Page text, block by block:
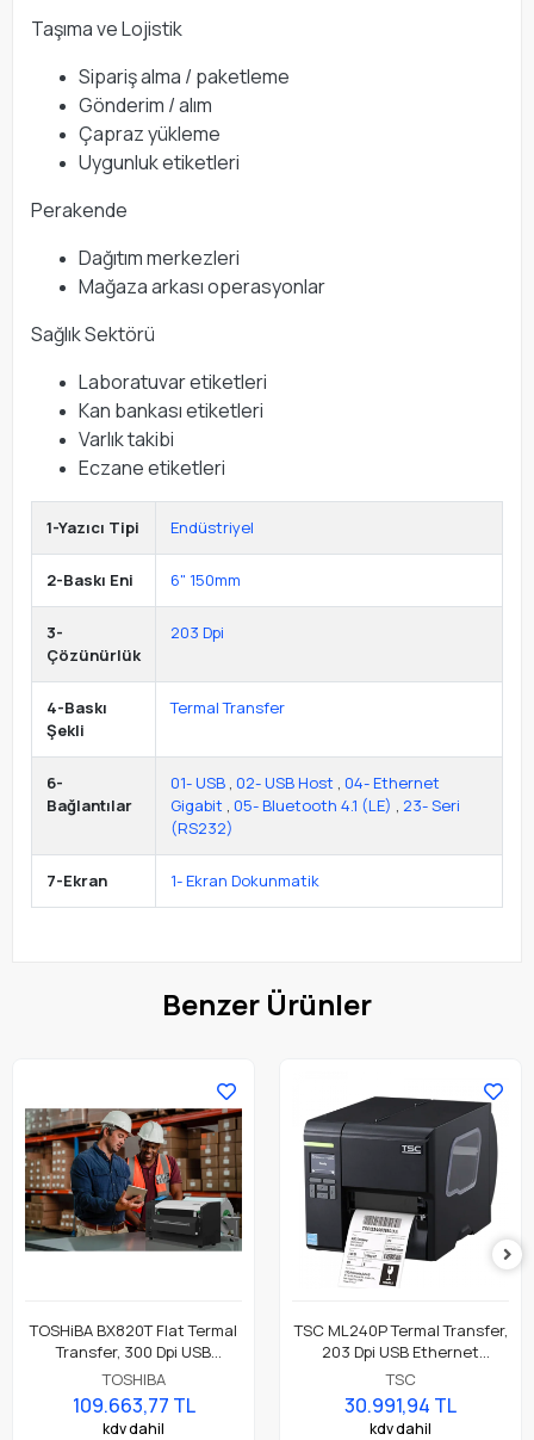
Taşıma ve Lojistik
Sipariş alma / paketleme
Gönderim / alım
Çapraz yükleme
Uygunluk etiketleri
Perakende
Dağıtım merkezleri
Mağaza arkası operasyonlar
Sağlık Sektörü
Laboratuvar etiketleri
Kan bankası etiketleri
Varlık takibi
Eczane etiketleri
1-Yazıcı Tipi Endüstriyel
2-Baskı Eni 6" 150mm
3-
Çözünürlük
203 Dpi
4-Baskı
Şekli
Termal Transfer
6-
Bağlantılar
01- USB , 02- USB Host , 04- Ethernet
Gigabit , 05- Bluetooth 4.1 (LE) , 23- Seri
(RS232)
7-Ekran 1- Ekran Dokunmatik
Benzer Ürünler
TOSHiBA BX820T Flat Termal
Transfer, 300 Dpi USB
Ethernet, 8" A4 Premium
Endüstriyel Barkod Etiket
Yazıcı
TOSHIBA
109.663,77 TL
kdv dahil
TSC ML240P Termal Transfer,
203 Dpi USB Ethernet
Endüstriyel Barkod Etiket
Rulo Yazıcı
TSC
30.991,94 TL
kdv dahil